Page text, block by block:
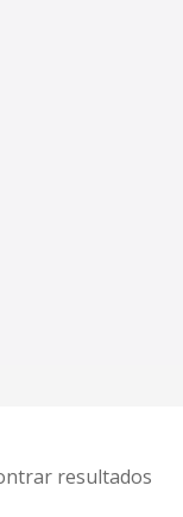
resultados